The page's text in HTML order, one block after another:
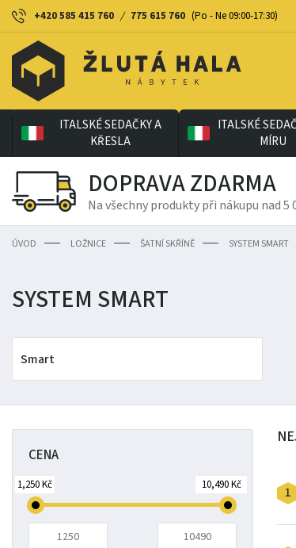
+420 585 415 760 / 775 615 760 (Po - Ne 09:00-17:30)
ITALSKÉ SEDAČKY A
KŘESLA
ITALSKÉ
MÍRU
DOPRAVA ZDARMA
Na všechny produkty při nákupu nad 5
ÚVOD LOŽNICE ŠATNÍ SKŘÍNĚ SYSTEM SMART
SYSTEM SMART
Smart
CENA
1,250 Kč 10,490 Kč 1